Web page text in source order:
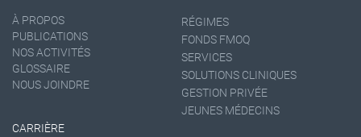
À PROPOS
PUBLICATIONS
NOS ACTIVITÉS
GLOSSAIRE
NOUS JOINDRE
RÉGIMES
FONDS FMOQ
SERVICES
SOLUTIONS CLINIQUES
GESTION PRIVÉE
JEUNES MÉDECINS
CARRIÈRE